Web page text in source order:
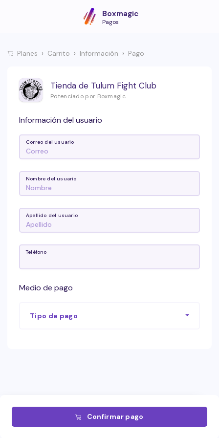
Boxmagic
Pagos
Planes Carrito Información Pago
Tienda de Tulum Fight Club
Potenciado por Boxmagic
Información del usuario
Correo del usuario
Nombre del usuario
Apellido del usuario
Teléfono
Medio de pago
Tipo de pago
Confirmar pago